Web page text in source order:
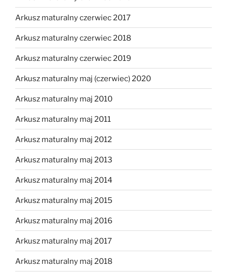
Arkusz maturalny czerwiec 2017
Arkusz maturalny czerwiec 2018
Arkusz maturalny czerwiec 2019
Arkusz maturalny maj (czerwiec) 2020
Arkusz maturalny maj 2010
Arkusz maturalny maj 2011
Arkusz maturalny maj 2012
Arkusz maturalny maj 2013
Arkusz maturalny maj 2014
Arkusz maturalny maj 2015
Arkusz maturalny maj 2016
Arkusz maturalny maj 2017
Arkusz maturalny maj 2018